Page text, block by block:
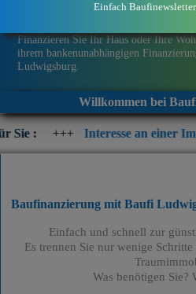
Finanzieren Sie Ihr Haus oder Ihre
ihrem bankenunabhängigen
Ludwigsburg.
Willkommen bei
Interesse an einer
Einfach Baufinewsletter
Baufinanzierung mit Baufi
Einfach und schnell zur
Es trennen Sie nur wenige
Was benötigen Sie?